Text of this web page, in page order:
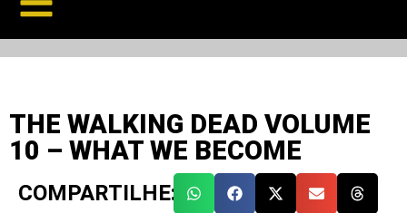
THE WALKING DEAD VOLUME
10 – WHAT WE BECOME
COMPARTILHE: